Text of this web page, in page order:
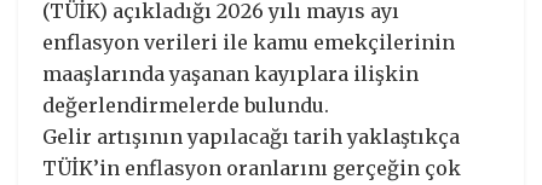
(TÜİK) açıkladığı 2026 yılı mayıs ayı
enflasyon verileri ile kamu emekçilerinin
maaşlarında yaşanan kayıplara ilişkin
değerlendirmelerde bulundu.
Gelir artışının yapılacağı tarih yaklaştıkça
TÜİK’in enflasyon oranlarını gerçeğin çok